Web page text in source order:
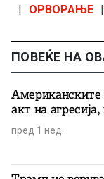
|
ОРВОРАЊЕ |
ПОВЕЌЕ НА
Американските
акт на
пред 1 нед.